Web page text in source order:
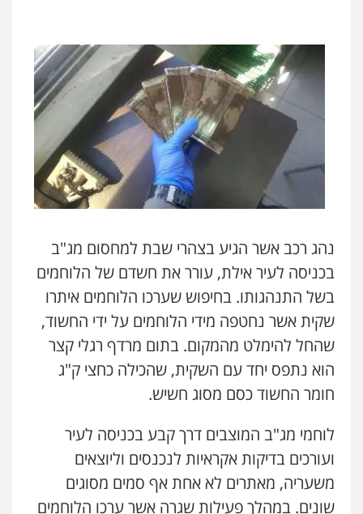
נהג רכב אשר הגיע בצהרי שבת למחסום מג"ב
בכניסה לעיר אילת, עורר את חשדם של הלוחמים
בשל התנהגותו. בחיפוש שערכו הלוחמים איתרו
שקית אשר נחטפה מידי הלוחמים על ידי החשוד,
שהחל להימלט מהמקום. בתום מרדף רגלי קצר
הוא נתפס יחד עם השקית, שהכילה כחצי ק"ג
חומר החשוד כסם מסוג חשיש.
לוחמי מג"ב המוצבים דרך קבע בכניסה לעיר
ועורכים בדיקות אקראיות לנכנסים וליוצאים
משעריה, מאתרים לא אחת אף סמים מסוגים
שונים. במהלך פעילות שגרה אשר ערכו הלוחמים